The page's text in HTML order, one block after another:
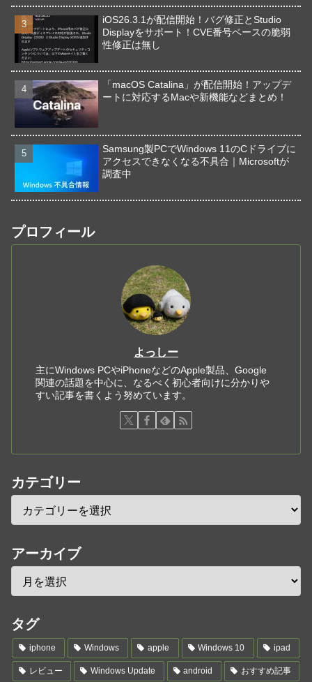
iOS26.3.1が配信開始！バグ修正とStudio
Displayをサポート！CVE番号ベースの脆弱
性修正は無し
「macOS Catalina」が配信開始！アップデ
ートに対応するMacや新機能などまとめ！
Samsung製PCでWindows 11のCドライブに
アクセスできなくなる不具合｜Microsoftが
調査中
プロフィール
よっしー
主にWindows PCやiPhoneなどのApple製品、Google
関連の話題を中心に、なるべく初心者向けに分かりや
すい記事を書くよう努めています。
カテゴリー
アーカイブ
タグ
iphone Windows apple Windows 10 ipad
レビュー Windows Update android おすすめ記事